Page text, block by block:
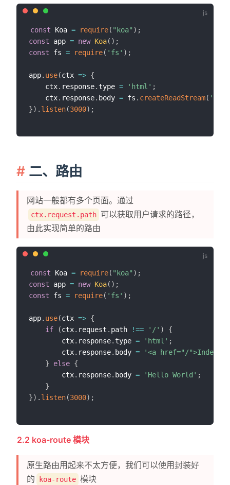
const Koa = require( "koa" ) ;
const app = new Koa( ) ;
const fs = require( 'fs' ) ;
app. use(ctx => {
    ctx
. response. type = 'html' ;
    ctx
. response. body = fs . createReadStream( './
}) . listen(3000) ;
二、路由
网站一般都有多个页面。通过
ctx.request.path 可以获取用户请求的路径，
由此实现简单的路由
const Koa = require( "koa" ) ;
const app = new Koa( ) ;
const fs = require( 'fs' ) ;
app. use(ctx => {
if
(ctx. request . path !== '/' )
{
        ctx
. response. type = 'html' ;
        ctx
. response. body =
'<a href="/">Index
}
else {
        ctx
. response. body = 'Hello World' ;
}
}) . listen(3000) ;
2.2 koa-route 模块
原生路由用起来不太方便，我们可以使用封装好
的
koa-route 模块